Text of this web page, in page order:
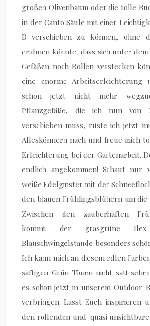
großen Olivenbaum oder die tolle
in der Canto Säule mit einer
B verschieben zu können, ohne
erahnen könnte, dass sich unter
Gefäßen noch Rollen verstecken
eine enorme
schon jetzt nicht mehr
Pflanzgefäße, die ich nun von
verschieben muss, rüste ich jetzt
Alleskönnern nach und freue mich
Erleichterung bei der Gartenarbeit.
endlich angekommen! Schaut nur
weiße Edelginster mit der
den blauen Frühlingsblühern um die
Zwischen den zauberhaften
kommt der grasgrüne
Blauschwingelstaude besonders
Ich kann mich an diesem edlen
saftigen Grün-Tönen nicht satt
es schon jetzt in unserem Outdoor-
verbringen. Lasst Euch inspirieren
den rollenden und quasi